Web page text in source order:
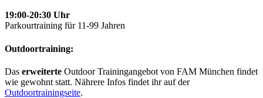
19:00-20:30 Uhr
Parkourtraining für 11-99 Jahren
Outdoortraining:
Das erweiterte Outdoor Trainingangebot von FAM München findet
wie gewohnt statt. Nährere Infos findet ihr auf der
Outdoortrainingseite.